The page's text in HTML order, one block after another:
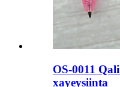
OS-0011
xayeysiinta